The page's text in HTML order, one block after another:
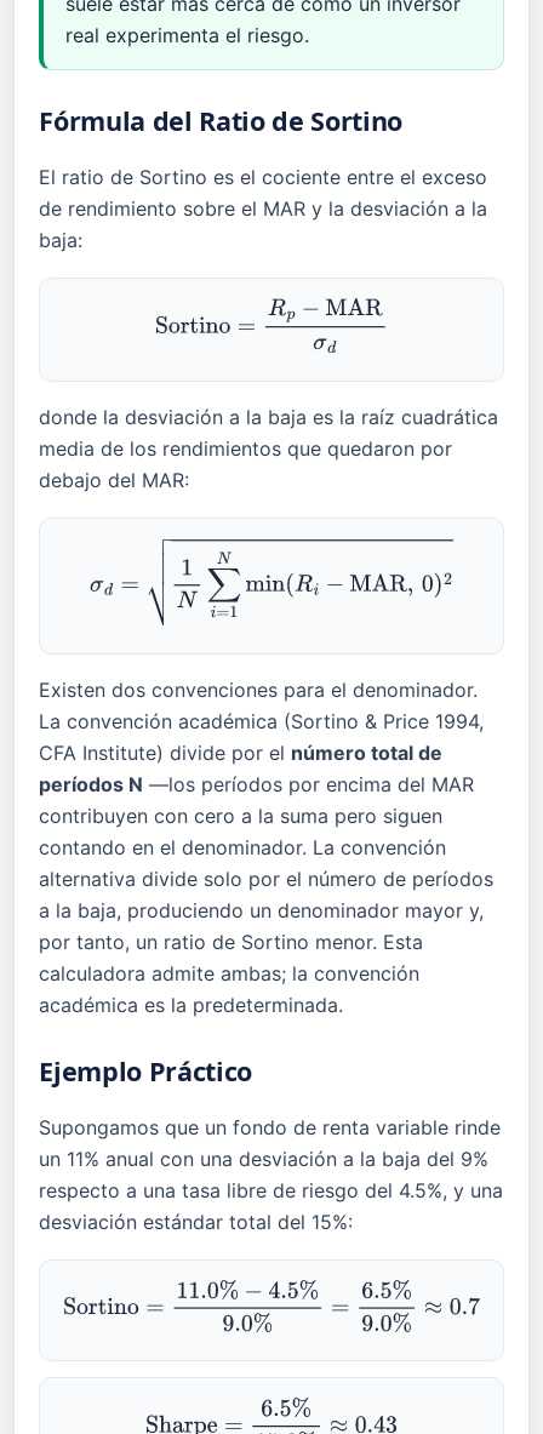
real experimenta el riesgo.
Fórmula del Ratio de Sortino
El ratio de Sortino es el cociente entre el exceso
de rendimiento sobre el MAR y la desviación a la
baja:
Sortino −MARσd
donde la desviación a la baja es la raíz cuadrática
media de los rendimientos que quedaron por
debajo del MAR:
i 1N min
Existen dos convenciones para el denominador.
La convención académica (Sortino & Price 1994,
CFA Institute) divide por el número total de
períodos N —los períodos por encima del MAR
contribuyen con cero a la suma pero siguen
contando en el denominador. La convención
alternativa divide solo por el número de períodos
a la baja, produciendo un denominador mayor y,
por tanto, un ratio de Sortino menor. Esta
calculadora admite ambas; la convención
académica es la predeterminada.
Ejemplo Práctico
Supongamos que un fondo de renta variable rinde
un 11% anual con una desviación a la baja del 9%
respecto a una tasa libre de riesgo del 4.5%, y una
desviación estándar total del 15%:
Sortino %−4.5%9.0%=6.5 9.0%≈0.72
Sharpe = %15.0% ≈0.43